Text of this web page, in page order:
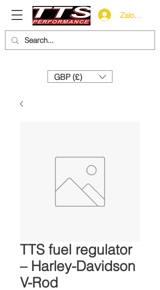
Zaloguj się
GBP (£)
TTS fuel regulator
– Harley-Davidson
V-Rod